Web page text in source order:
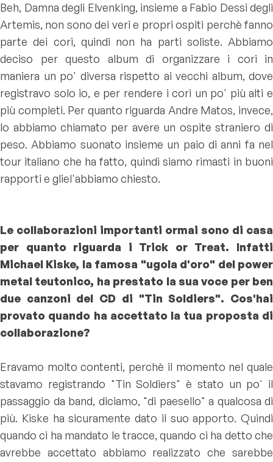
Beh, Damna degli Elvenking, insieme a Fabio Dessi degli
Artemis, non sono dei veri e propri ospiti perchè fanno
parte dei cori, quindi non ha parti soliste. Abbiamo
deciso per questo album di organizzare i cori in
maniera un po' diversa rispetto ai vecchi album, dove
registravo solo io, e per rendere i cori un po' più alti e
più completi. Per quanto riguarda Andre Matos, invece,
lo abbiamo chiamato per avere un ospite straniero di
peso. Abbiamo suonato insieme un paio di anni fa nel
tour italiano che ha fatto, quindi siamo rimasti in buoni
rapporti e gliel'abbiamo chiesto.
Le collaborazioni importanti ormai sono di casa
per quanto riguarda i Trick or Treat. Infatti
Michael Kiske, la famosa "ugola d'oro" del power
metal teutonico, ha prestato la sua voce per ben
due canzoni del CD di "Tin Soldiers". Cos'hai
provato quando ha accettato la tua proposta di
collaborazione?
Eravamo molto contenti, perchè il momento nel quale
stavamo registrando "Tin Soldiers" è stato un po' il
passaggio da band, diciamo, "di paesello" a qualcosa di
più. Kiske ha sicuramente dato il suo apporto. Quindi
quando ci ha mandato le tracce, quando ci ha detto che
avrebbe accettato abbiamo realizzato che sarebbe